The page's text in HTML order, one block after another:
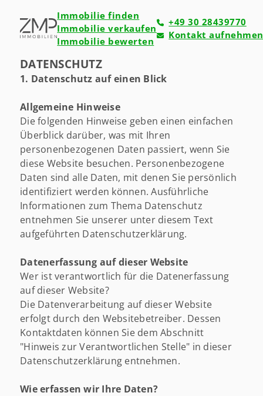
Immobilie finden
Immobilie verkaufen
Immobilie bewerten
+49 30 28439770
Kontakt aufnehmen
DATENSCHUTZ
1. Datenschutz auf einen Blick
Allgemeine Hinweise
Die folgenden Hinweise geben einen einfachen
Überblick darüber, was mit Ihren
personenbezogenen Daten passiert, wenn Sie
diese Website besuchen. Personenbezogene
Daten sind alle Daten, mit denen Sie persönlich
identifiziert werden können. Ausführliche
Informationen zum Thema Datenschutz
entnehmen Sie unserer unter diesem Text
aufgeführten Datenschutzerklärung.
Datenerfassung auf dieser Website
Wer ist verantwortlich für die Datenerfassung
auf dieser Website?
Die Datenverarbeitung auf dieser Website
erfolgt durch den Websitebetreiber. Dessen
Kontaktdaten können Sie dem Abschnitt
"Hinweis zur Verantwortlichen Stelle" in dieser
Datenschutzerklärung entnehmen.
Wie erfassen wir Ihre Daten?